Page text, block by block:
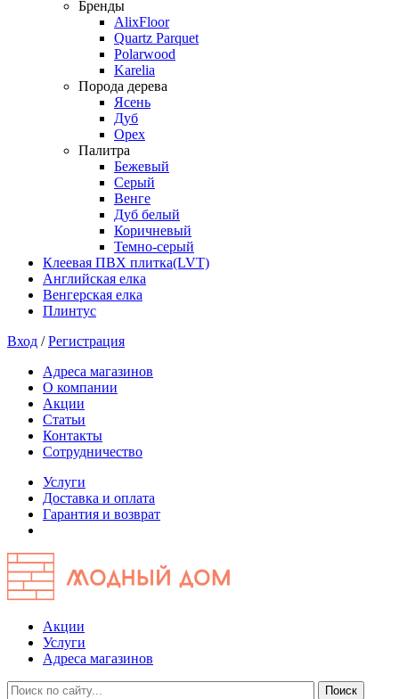
Бренды
AlixFloor
Quartz Parquet
Polarwood
Karelia
Порода дерева
Ясень
Дуб
Орех
Палитра
Бежевый
Серый
Венге
Дуб белый
Коричневый
Темно-серый
Клеевая ПВХ плитка(LVT)
Английская елка
Венгерская елка
Плинтус
Вход /Регистрация
Адреса магазинов
О компании
Акции
Статьи
Контакты
Сотрудничество
Услуги
Доставка и оплата
Гарантия и возврат
Акции
Услуги
Адреса магазинов